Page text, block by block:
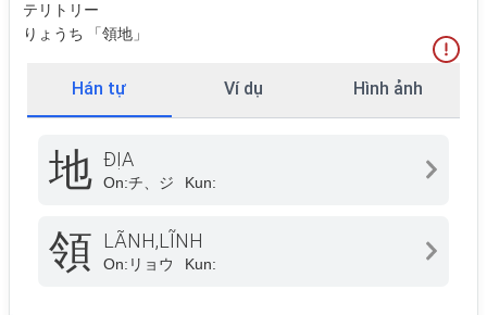
テリトリー
りょうち 「領地」
Hán tự Ví dụ Hình ảnh
地 ĐỊA
On:チ、ジ Kun:
領 LÃNH,LĨNH
On: リョウ Kun: